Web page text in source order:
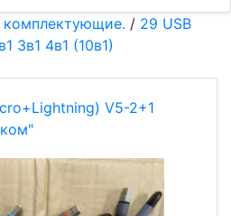
комплектующие. / 29 USB
3в1 4в1 (10в1)
V5-2+1